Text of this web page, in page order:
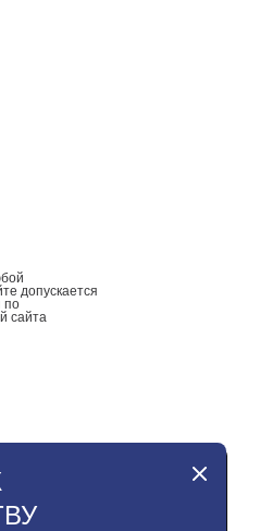
допускается
по
сайта